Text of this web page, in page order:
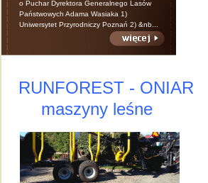
o Puchar Dyrektora Generalnego Lasów
Państwowych Adama Wasiaka 1)
Uniwersytet Przyrodniczy Poznań 2) &nb...
RUNFOREST - ONIAR
maszyny leśne